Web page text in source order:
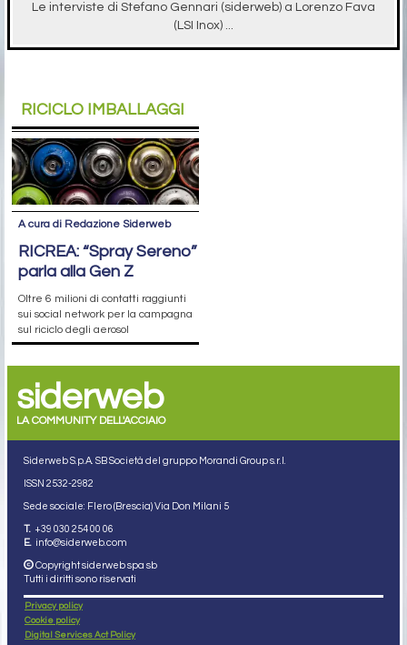
Le interviste di Stefano Gennari (siderweb) a Lorenzo Fava
(LSI Inox) ...
RICICLO IMBALLAGGI
A cura di Redazione Siderweb
RICREA: “Spray Sereno”
parla alla Gen Z
Oltre 6 milioni di contatti raggiunti
sui social network per la campagna
sul riciclo degli aerosol
siderweb
LA COMMUNITY DELL'ACCIAIO
Siderweb S.p.A. SB Società del gruppo Morandi Group s.r.l.
ISSN 2532-2982
Sede sociale: Flero (Brescia) Via Don Milani 5
T. +39 030 254 00 06
E. info@siderweb.com
Copyright siderweb spa sb
Tutti i diritti sono riservati
Privacy policy
Cookie policy
Digital Services Act Policy